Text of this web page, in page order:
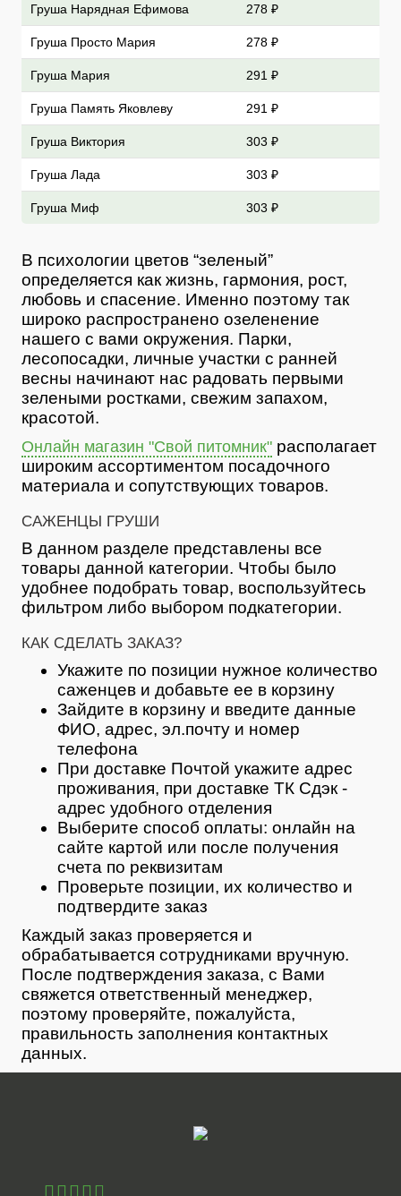
Груша Нарядная Ефимова 278 ₽
Груша Просто Мария 278 ₽
Груша Мария 291 ₽
Груша Память Яковлеву 291 ₽
Груша Виктория 303 ₽
Груша Лада 303 ₽
Груша Миф 303 ₽
В психологии цветов “зеленый”
определяется как жизнь, гармония, рост,
любовь и спасение. Именно поэтому так
широко распространено озеленение
нашего с вами окружения. Парки,
лесопосадки, личные участки с ранней
весны начинают нас радовать первыми
зелеными ростками, свежим запахом,
красотой.
Онлайн магазин "Свой питомник" располагает
широким ассортиментом посадочного
материала и сопутствующих товаров.
САЖЕНЦЫ ГРУШИ
В данном разделе представлены все
товары данной категории. Чтобы было
удобнее подобрать товар, воспользуйтесь
фильтром либо выбором подкатегории.
КАК СДЕЛАТЬ ЗАКАЗ?
Укажите по позиции нужное количество
саженцев и добавьте ее в корзину
Зайдите в корзину и введите данные
ФИО, адрес, эл.почту и номер
телефона
При доставке Почтой укажите адрес
проживания, при доставке ТК Сдэк -
адрес удобного отделения
Выберите способ оплаты: онлайн на
сайте картой или после получения
счета по реквизитам
Проверьте позиции, их количество и
подтвердите заказ
Каждый заказ проверяется и
обрабатывается сотрудниками вручную.
После подтверждения заказа, с Вами
свяжется ответственный менеджер,
поэтому проверяйте, пожалуйста,
правильность заполнения контактных
данных.